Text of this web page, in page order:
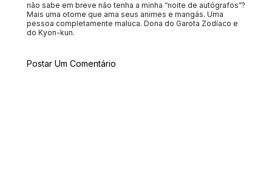
não sabe em breve não tenha a minha “noite de autógrafos”?
Mais uma otome que ama seus animes e mangás. Uma
pessoa completamente maluca. Dona do Garota Zodíaco e
do Kyon-kun.
Postar Um Comentário